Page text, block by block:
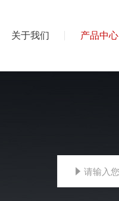
关于我们 产品中心